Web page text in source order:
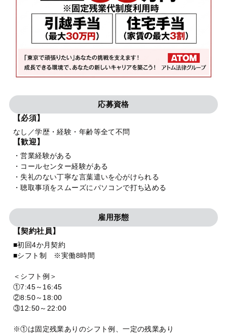
応募資格
【必須】
なし／学歴・経験・年齢等全て不問
【歓迎】
・営業経験がある
・コールセンター経験がある
・失礼のない丁寧な言葉遣いを心がけられる
・聴取事項をスムーズにパソコンで打ち込める
雇用形態
【契約社員】
■初回4か月契約
■シフト制 ※実働8時間
＜シフト例＞
①7:45～16:45
②8:50～18:00
③12:50～22:00
※①は固定残業ありのシフト例、一定の残業あり